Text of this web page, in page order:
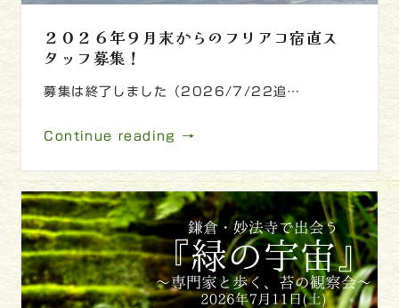
２０２６年９月末からのフリアコ宿直ス
タッフ募集！
募集は終了しました（2026/7/22追…
Continue reading →